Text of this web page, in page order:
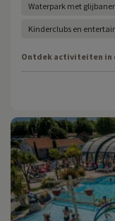
Waterpark met
Kinderclubs en
Ontdek activiteiten in